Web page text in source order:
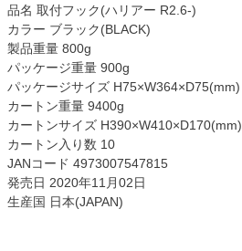
品名 取付フック(ハリアー R2.6-)
カラー ブラック(BLACK)
製品重量 800g
パッケージ重量 900g
パッケージサイズ H75×W364×D75(mm)
カートン重量 9400g
カートンサイズ H390×W410×D170(mm)
カートン入り数 10
JANコード 4973007547815
発売日 2020年11月02日
生産国 日本(JAPAN)